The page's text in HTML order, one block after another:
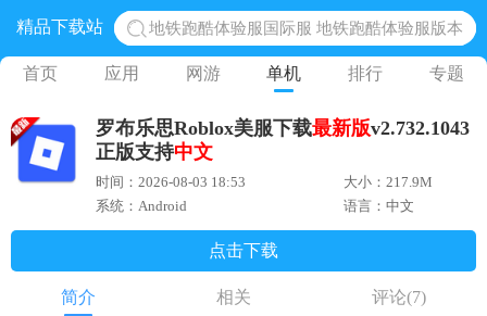
精品下载站
地铁跑酷体验服国际服 地铁跑酷体验服版本
网易光遇手游正版 点亮星空共庆周年
黎明觉醒生机腾讯正版 黎明觉醒生机国际服
蛋仔派对下载 蛋仔派对体验服
奥特曼王者传奇 正版奥特曼游戏
首页 应用 网游 单机 排行 专题
罗布乐思Roblox美服下载最新版v2.732.1043
正版支持中文
时间：2026-08-03 18:53
大小：217.9M
系统：Android
语言：中文
点击下载
简介 相关 评论(7)